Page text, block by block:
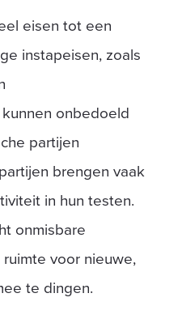
eisen tot een
instapeisen, zoals
onbedoeld
partijen
brengen vaak
in hun testen.
onmisbare
voor nieuwe,
te dingen.